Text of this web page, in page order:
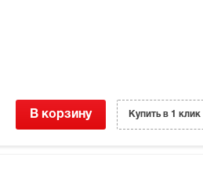
В корзину Купить в 1 клик